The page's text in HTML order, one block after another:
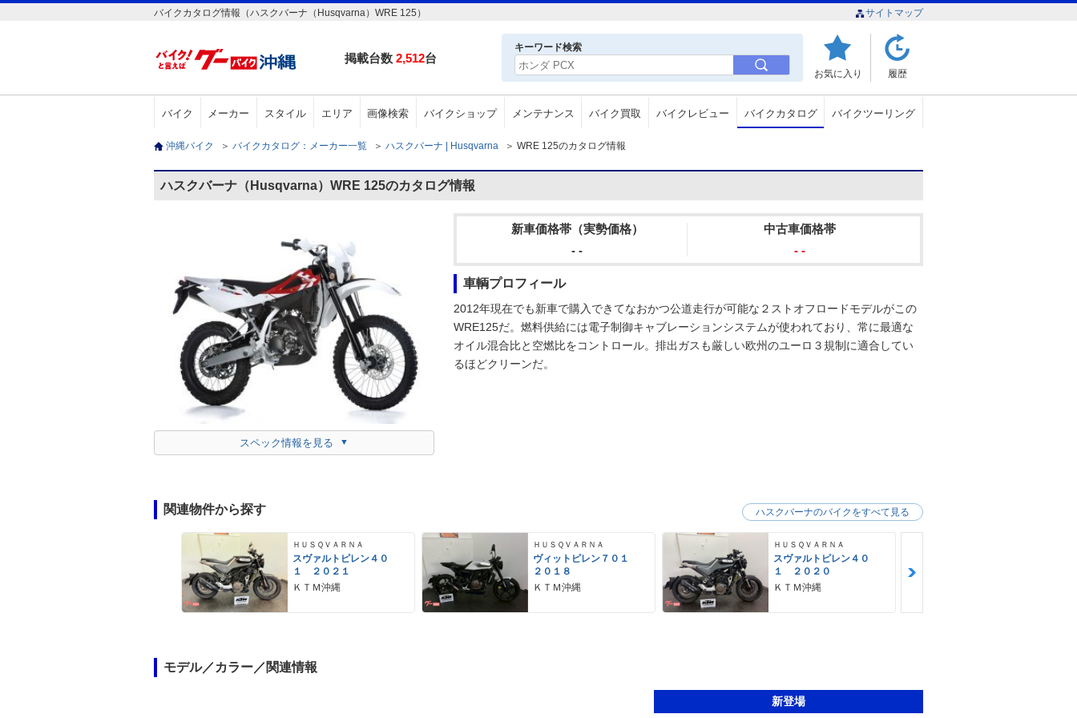
バイクカタログ情報（ハスクバーナ（Husqvarna）WRE 125） サイトマップ
掲載台数 2,512台
キーワード検索
お気に入り 履歴
バイク メーカー スタイル エリア 画像検索 バイクショップ メンテナンス バイク買取 バイクレビュー バイクカタログ バイクツーリング
沖縄バイク ＞ バイクカタログ：メーカー一覧 ＞ ハスクバーナ | Husqvarna ＞ WRE 125のカタログ情報
ハスクバーナ（Husqvarna）WRE 125のカタログ情報
スペック情報を見る
新車価格帯（実勢価格）
- -
中古車価格帯
- -
車輌プロフィール
2012年現在でも新車で購入できてなおかつ公道走行が可能な２ストオフロードモデルがこの
WRE125だ。燃料供給には電子制御キャブレーションシステムが使われており、常に最適な
オイル混合比と空燃比をコントロール。排出ガスも厳しい欧州のユーロ３規制に適合してい
るほどクリーンだ。
関連物件から探す
ＨＵＳＱＶＡＲＮＡ
スヴァルトピレン４０
１ ２０２１
ＫＴＭ沖縄
ＨＵＳＱＶＡＲＮＡ
ヴィットピレン７０１
２０１８
ＫＴＭ沖縄
ＨＵＳＱＶＡＲＮＡ
スヴァルトピレン４０
１ ２０２０
ＫＴＭ沖縄
ハスクバーナのバイクをすべて見る
モデル／カラー／関連情報
新登場